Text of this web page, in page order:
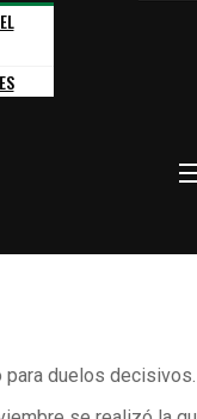
duelos decisivos.